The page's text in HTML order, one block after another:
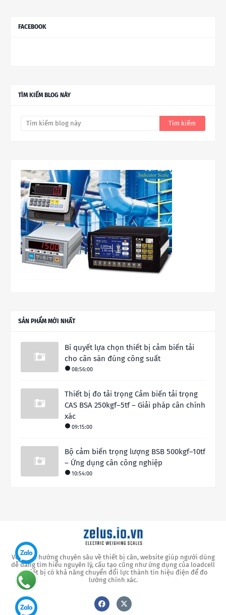
FACEBOOK
TÌM KIẾM BLOG NÀY
SẢN PHẨM MỚI NHẤT
Bí quyết lựa chọn thiết bị cảm biến tải
cho cân sàn đúng công suất
08:56:00
Thiết bị đo tải trọng Cảm biến tải trọng
CAS BSA 250kgf–5tf – Giải pháp cân chính
xác
09:15:00
Bộ cảm biến trọng lượng BSB 500kgf–10tf
– Ứng dụng cân công nghiệp
10:54:00
Với định hướng chuyên sâu về thiết bị cân, website giúp người dùng
dễ dàng tìm hiểu nguyên lý, cấu tạo cũng như ứng dụng của loadcell
– thiết bị có khả năng chuyển đổi lực thành tín hiệu điện để đo
lường chính xác.